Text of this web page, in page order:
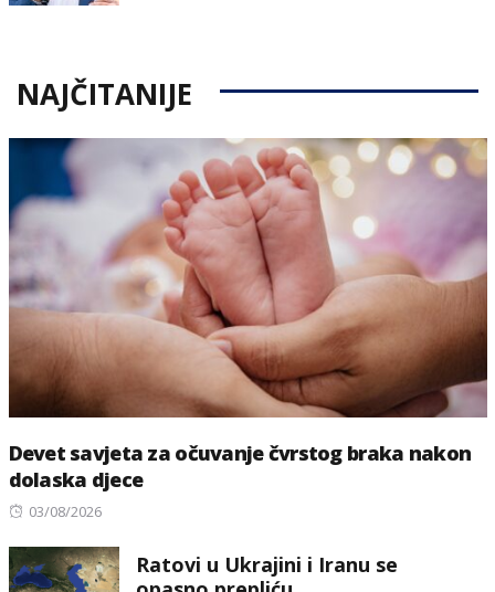
NAJČITANIJE
Devet savjeta za očuvanje čvrstog braka nakon
dolaska djece
Posted
03/08/2026
Ratovi u Ukrajini i Iranu se